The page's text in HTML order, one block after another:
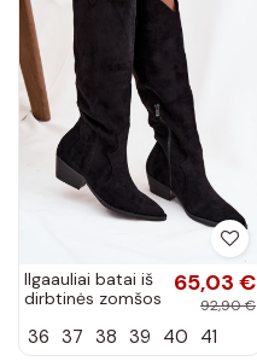
Ilgaauliai batai iš
dirbtinės zomšos
stiliaus su
65,03 €
92,90 €
36 37 38 39 40 41